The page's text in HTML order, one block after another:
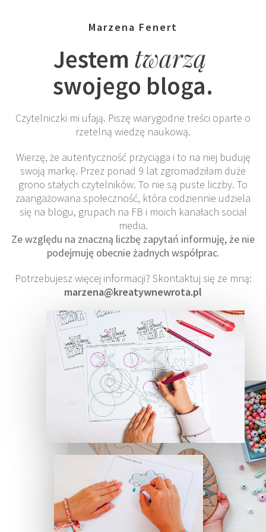
Marzena Fenert
Jestem twarzą
swojego bloga.
Czytelniczki mi ufają. Piszę wiarygodne treści oparte o
rzetelną wiedzę naukową.
Wierzę, że autentyczność przyciąga i to na niej buduję
swoją markę. Przez ponad 9 lat zgromadziłam duże
grono stałych czytelników. To nie są puste liczby. To
zaangażowana społeczność, która codziennie udziela
się na blogu, grupach na FB i moich kanałach social
media.
Ze względu na znaczną liczbę zapytań informuję, że nie
podejmuję obecnie żadnych współprac.
Potrzebujesz więcej informacji? Skontaktuj się ze mną:
marzena@kreatywnewrota.pl